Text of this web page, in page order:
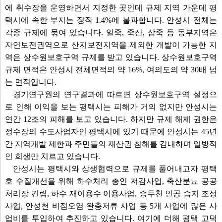
에 취수장을 운영하면서 지정한 곳인데 규제 지역 가운데 평
택시에 속한 부지는 정작 1.4%에 불과합니다. 안성시 전체는
각종 규제에 묶여 있습니다. 일죽, 죽산, 삼죽 등 동부지역은
자연보전권역으로 산지보전지역을 제외한 개발이 가능한 지
역은 상수원보호구역 규제를 받고 있습니다. 상수원보호구역
규제 면적은 안성시 전체면적의 약 16%, 여의도의 약 30배 넘
는 면적입니다.
경기연구원의 연구결과에 따르면 상수원보호구역 설정으
로 인해 이익을 보는 평택시는 피해가 거의 없지만 안성시는
연간 12조의 피해를 보고 있습니다. 하지만 규제 해제 권한은
정수장의 수도사업자인 평택시에 있기 때문에 안성시는 45년
간 지역개발 제한과 주민들의 재산권 침해를 감내하며 일방적
인 희생만 치르고 있습니다.
안성시는 평택시와 상생협력으로 규제를 풀어내고자 평택
호 수질개선을 위해 하수처리 총인 저감사업, 축산분뇨 공공
처리장 건립, 하수 재이용수 이용사업, 승두천 인공 습지 조성
사업, 안성천 비점오염 완충저류 사업 등 5개 사업에 많은 사
업비를 투입하여 추진하고 있습니다. 여기에 더해 평택 고덕